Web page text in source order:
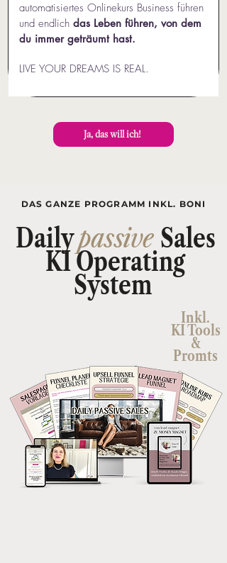
automatisiertes Onlinekurs Business führen
und endlich das Leben führen, von dem
du immer geträumt hast.
LIVE YOUR DREAMS IS REAL.
Ja, das will ich!
DAS GANZE PROGRAMM INKL. BONI
Dailypassive Sales
KI Operating
System
Inkl.
KI Tools
&
Promts